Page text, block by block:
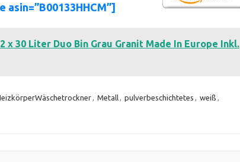
30 Liter Duo Bin Grau Granit Made In Europe Inkl.
, Metall, pulverbeschichtetes , weiß ,